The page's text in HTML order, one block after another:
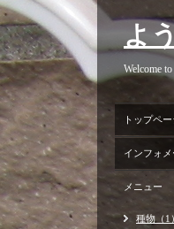
よ
Welcome
トップペー
インフォ
メニュー
種物（1）